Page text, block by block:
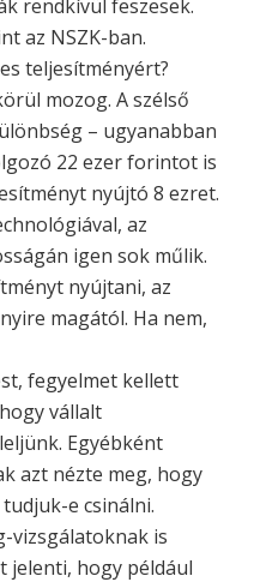
rendkívül feszesek.
az NSZK-ban.
teljesítményért?
mozog. A szélső
– ugyanabban
22 ezer forintot is
nyújtó 8 ezret.
az
igen sok műlik.
nyújtani, az
magától. Ha nem,
fegyelmet kellett
vállalt
Egyébként
azt nézte meg, hogy
e csinálni.
vizsgálatoknak is
jelenti, hogy például